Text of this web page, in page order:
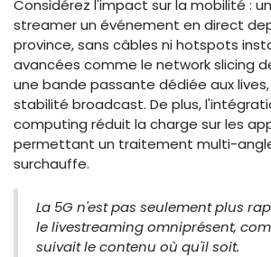
Considérez l'impact sur la mobilité :
streamer un événement en direct
province, sans câbles ni hotspots
avancées comme le network slicing
une bande passante dédiée aux
stabilité broadcast. De plus,
computing réduit la charge sur les
permettant un traitement multi-
surchauffe.
La 5G n'est pas seulement plus
le livestreaming omniprésent,
suivait le contenu où qu'il soit.